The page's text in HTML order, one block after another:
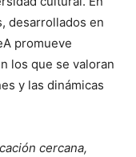
desarrollados en
promueve
los que se valoran
y las dinámicas
cercana,